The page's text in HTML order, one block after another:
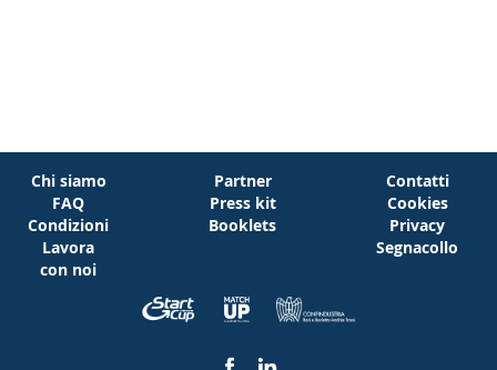
Chi siamo
FAQ
Condizioni
Lavora
con noi
Partner
Press kit
Booklets
Contatti
Cookies
Privacy
Segnacollo